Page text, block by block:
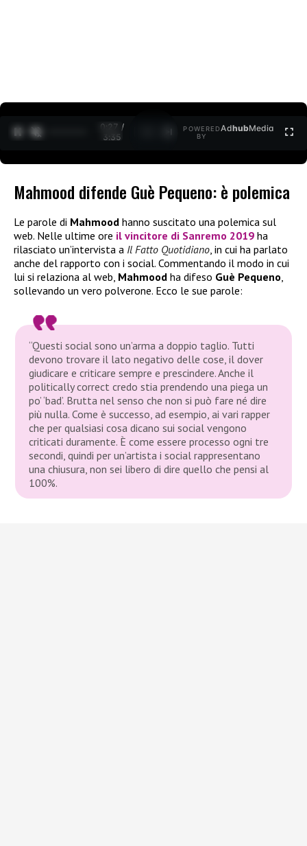
0:27 /
3:35
POWERED
BY
AdhubMedia
Mahmood difende Guè Pequeno: è polemica
Le parole di Mahmood hanno suscitato una polemica sul
web. Nelle ultime ore il vincitore di Sanremo 2019 ha
rilasciato un’intervista a Il Fatto Quotidiano, in cui ha parlato
anche del rapporto con i social. Commentando il modo in cui
lui si relaziona al web, Mahmood ha difeso Guè Pequeno,
sollevando un vero polverone. Ecco le sue parole:
“Questi social sono un’arma a doppio taglio. Tutti
devono trovare il lato negativo delle cose, il dover
giudicare e criticare sempre e prescindere. Anche il
politically correct credo stia prendendo una piega un
po’ ‘bad’. Brutta nel senso che non si può fare né dire
più nulla. Come è successo, ad esempio, ai vari rapper
che per qualsiasi cosa dicano sui social vengono
criticati duramente. È come essere processo ogni tre
secondi, quindi per un’artista i social rappresentano
una chiusura, non sei libero di dire quello che pensi al
100%.